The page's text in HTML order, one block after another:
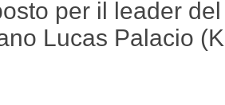
per il leader
Lucas Palacio